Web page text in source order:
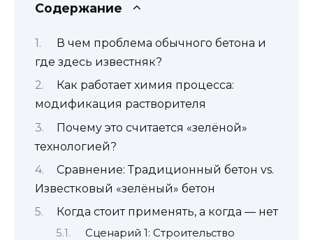
Содержание
В чем проблема обычного бетона и
где здесь известняк?
Как работает химия процесса:
модификация растворителя
Почему это считается «зелёной»
технологией?
Сравнение: Традиционный бетон vs.
Известковый «зелёный» бетон
Когда стоит применять, а когда — нет
Сценарий 1: Строительство